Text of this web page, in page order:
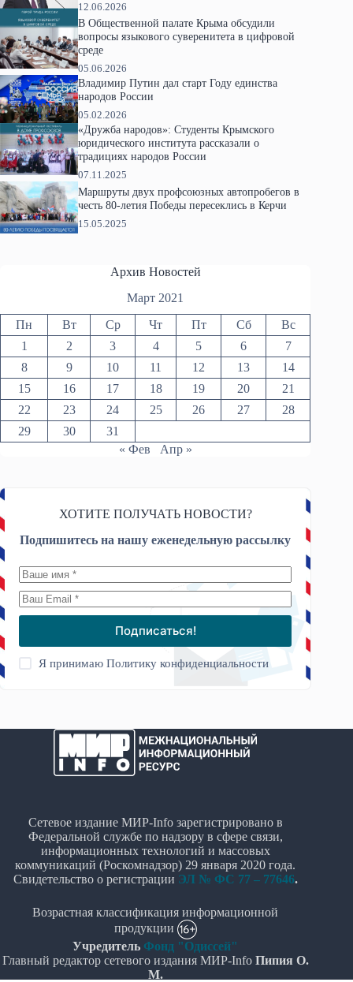
12.06.2026
В Общественной палате Крыма обсудили
вопросы языкового суверенитета в цифровой
среде
05.06.2026
Владимир Путин дал старт Году единства
народов России
05.02.2026
«Дружба народов»: Студенты Крымского
юридического института рассказали о
традициях народов России
07.11.2025
Маршруты двух профсоюзных автопробегов в
честь 80-летия Победы пересеклись в Керчи
15.05.2025
Архив Новостей
Март 2021
Пн Вт Ср Чт Пт Сб
Вс
1
2 3 4 5 6
7
8
9 10 11 12 13
14
15
16 17 18 19 20
21
22
23 24 25 26 27
28
29
30
31
« Фев
Апр »
ХОТИТЕ ПОЛУЧАТЬ НОВОСТИ?
Подпишитесь на нашу еженедельную рассылку
Подписаться!
Я принимаюПолитику конфиденциальности
Сетевое издание МИР-Info зарегистрировано в
Федеральной службе по надзору в сфере связи,
информационных технологий и массовых
коммуникаций (Роскомнадзор) 29 января 2020 года.
Свидетельство о регистрации ЭЛ № ФС 77 – 77646.
Возрастная классификация информационной
продукции
Учредитель Фонд "Одиссей"
Главный редактор сетевого издания МИР-Info Пипия О.
М.